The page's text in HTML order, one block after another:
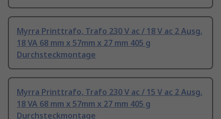
Myrra Printtrafo, Trafo 230 V ac / 18 V ac 2 Ausg.
18 VA 68 mm x 57mm x 27 mm 405 g
Durchsteckmontage
Myrra Printtrafo, Trafo 230 V ac / 15 V ac 2 Ausg.
18 VA 68 mm x 57mm x 27 mm 405 g
Durchsteckmontage